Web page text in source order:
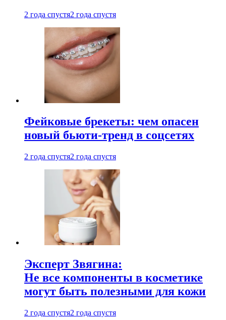
2 года спустя2 года спустя
Фейковые брекеты: чем опасен
новый бьюти-тренд в соцсетях
2 года спустя2 года спустя
Эксперт Звягина:
Не все компоненты в косметике
могут быть полезными для кожи
2 года спустя2 года спустя